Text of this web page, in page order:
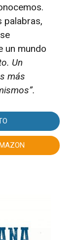
palabras,
un mundo
Un
más